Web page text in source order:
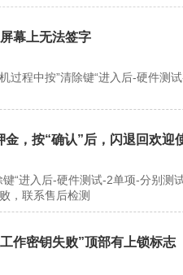
幕上无法签字
程中按”清除键“进入后-硬件测
，按“确认”后，闪退回欢迎
“进入后-硬件测试-2单项-分别测
，联系售后检测
作密钥失败”顶部有上锁标志